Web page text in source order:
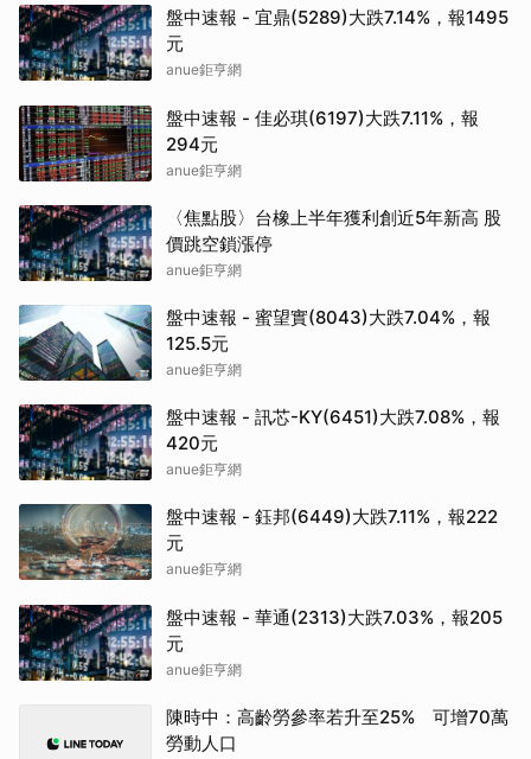
盤中速報 - 宜鼎(5289)大跌7.14%，報1495
元
anue鉅亨網
盤中速報 - 佳必琪(6197)大跌7.11%，報
294元
anue鉅亨網
〈焦點股〉台橡上半年獲利創近5年新高 股
價跳空鎖漲停
anue鉅亨網
盤中速報 - 蜜望實(8043)大跌7.04%，報
125.5元
anue鉅亨網
盤中速報 - 訊芯-KY(6451)大跌7.08%，報
420元
anue鉅亨網
盤中速報 - 鈺邦(6449)大跌7.11%，報222
元
anue鉅亨網
盤中速報 - 華通(2313)大跌7.03%，報205
元
anue鉅亨網
陳時中：高齡勞參率若升至25% 可增70萬
勞動人口